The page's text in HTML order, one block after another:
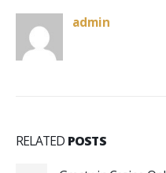
admin
RELATED POSTS